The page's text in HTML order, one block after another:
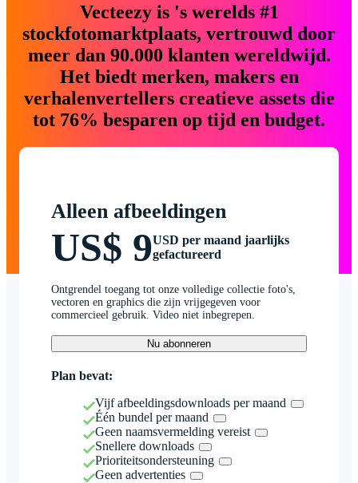
Vecteezy is 's werelds #1
stockfotomarktplaats, vertrouwd door
meer dan 90.000 klanten wereldwijd.
Het biedt merken, makers en
verhalenvertellers creatieve assets die
tot 76% besparen op tijd en budget.
Alleen afbeeldingen
US$ 9USD per maand jaarlijks
gefactureerd
Ontgrendel toegang tot onze volledige collectie foto's,
vectoren en graphics die zijn vrijgegeven voor
commercieel gebruik. Video niet inbegrepen.
Nu abonneren
Plan bevat:
Vijf afbeeldingsdownloads per maand
Één bundel per maand
Geen naamsvermelding vereist
Snellere downloads
Prioriteitsondersteuning
Geen advertenties